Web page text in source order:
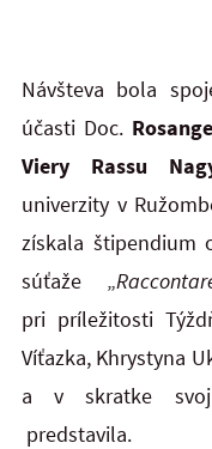
Návšteva bola
účasti Doc.
Viery Rassu
univerzity v
získala štipendium
súťaže „
pri príležitosti
Víťazka, Khrystyna
a v skratke
predstavila.